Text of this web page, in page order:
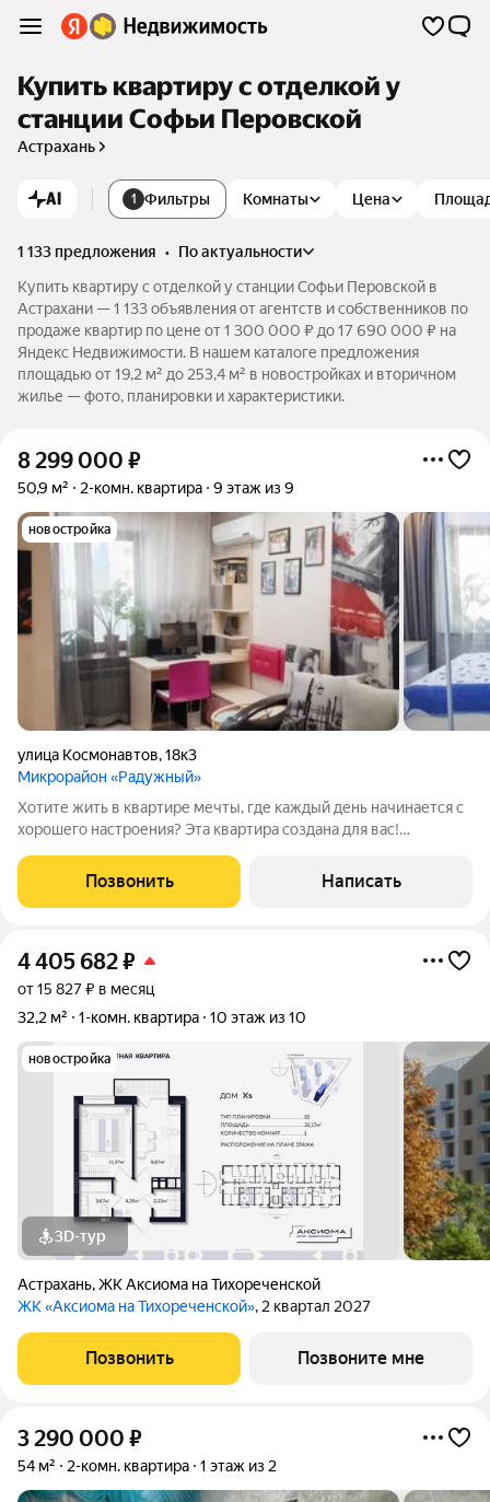
Купить квартиру с отделкой у
станции Софьи Перовской
Астрахань
AI 1 Фильтры Комнаты Цена
1 133 предложения •
по актуальности
Купить квартиру с отделкой у станции Софьи Перовской в
Астрахани — 1 133 объявления от агентств и собственников по
продаже квартир по цене от 1 300 000 ₽ до 17 690 000 ₽ на
Яндекс Недвижимости. В нашем каталоге предложения
площадью от 19,2 м² до 253,4 м² в новостройках и вторичном
жилье — фото, планировки и характеристики.
8 299 000 ₽
50,9 м² 2-комн. квартира 9 этаж из 9
новостройка
улица Космонавтов,18к3
Микрорайон «Радужный»
Хотите жить в квартире мечты, где каждый день начинается с
хорошего настроения? Эта квартира создана для вас!
9й из 9; -год постройки дома: 2013; -тип дома: кирпичный
(очень тёплый);
Позвонить Написать
4 405 682₽
от 15 827 ₽ в месяц
32,2 м²
1-комн. квартира 10 этаж из 10
новостройка
3D-тур
Астрахань,ЖК Аксиома на Тихореченской
ЖК «Аксиома на Тихореченской», 2 квартал 2027
Позвонить Позвоните мне
3 290 000 ₽
54 м² 2-комн. квартира 1 этаж из 2